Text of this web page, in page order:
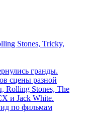
Stones, Tricky,
гранды.
сцены разной
Stones, The
и Jack White.
по фильмам